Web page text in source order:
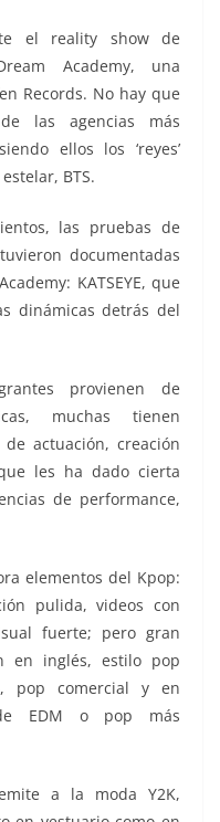
el reality show de
Academy, una
Records. No hay que
las agencias más
ellos los ‘reyes’
BTS.
las pruebas de
documentadas
KATSEYE, que
dinámicas detrás del
provienen de
muchas tienen
actuación, creación
les ha dado cierta
de performance,
elementos del Kpop:
pulida, videos con
fuerte; pero gran
en inglés, estilo pop
pop comercial y en
EDM o pop más
a la moda Y2K,